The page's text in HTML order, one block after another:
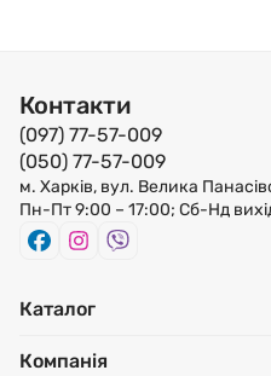
Контакти
(097) 77-57-009
(050) 77-57-009
м. Харків, вул. Велика
Пн-Пт 9:00 – 17:00; Сб-Нд
Каталог
Компанія